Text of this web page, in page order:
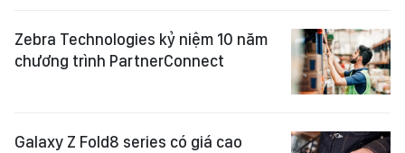
Zebra Technologies kỷ niệm 10 năm
chương trình PartnerConnect
Galaxy Z Fold8 series có giá cao